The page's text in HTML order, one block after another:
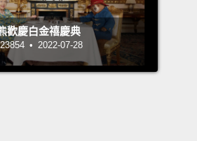
Zagreb is in the Old Town,
buildings in the city
Mark's Square, with a St.
Zagreb has an amazing
歡慶白金禧慶典
• 2022-07-28